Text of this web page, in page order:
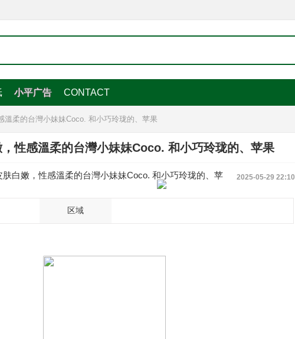
小平广告 CONTACT
柔的台灣小妹妹Coco. 和小巧玲珑的、苹果
性感溫柔的台灣小妹妹Coco. 和小巧玲珑的、苹果
2025-05-29 22:10
区域
白嫩，性感溫柔的台灣小妹妹Coco. 和小巧玲珑的、苹